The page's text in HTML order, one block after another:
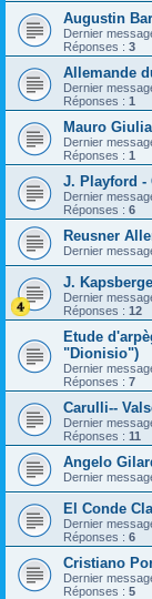
Augustin
Dernier
Réponses : 3
Allemande
Dernier
Réponses : 1
Mauro
Dernier
Réponses : 1
J. Playford -
Dernier
Réponses : 6
Reusner
Dernier
J.
Dernier
Réponses : 12
Etude
"Dionisio")
Dernier
Réponses : 7
Carulli--
Dernier
Réponses : 11
Angelo
Dernier
El Conde
Dernier
Réponses : 6
Cristiano
Dernier
Réponses : 5